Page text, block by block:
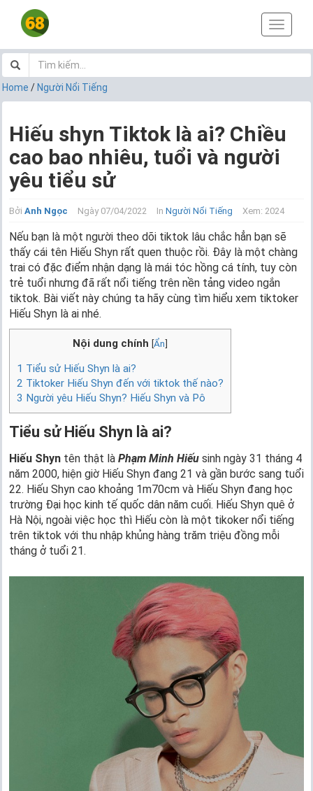
T
o
g
v
i
g
i
n
Home / Người Nổi Tiếng
Hiếu shyn Tiktok là ai? Chiều
cao bao nhiêu, tuổi và người
yêu tiểu sử
Bởi Anh Ngọc Ngày 07/04/2022 In Người Nổi Tiếng Xem: 2024
Nếu bạn là một người theo dõi tiktok lâu chắc hẳn bạn sẽ
thấy cái tên Hiếu Shyn rất quen thuộc rồi. Đây là một chàng
trai có đặc điểm nhận dạng là mái tóc hồng cá tính, tuy còn
trẻ tuổi nhưng đã rất nổi tiếng trên nền tảng video ngắn
tiktok. Bài viết này chúng ta hãy cùng tìm hiểu xem tiktoker
Hiếu Shyn là ai nhé.
Nội dung chính [Ẩn]
1 Tiểu sử Hiếu Shyn là ai?
2 Tiktoker Hiếu Shyn đến với tiktok thế nào?
3 Người yêu Hiếu Shyn? Hiếu Shyn và Pô
Tiểu sử Hiếu Shyn là ai?
Hiếu Shyn tên thật là Phạm Minh Hiếu sinh ngày 31 tháng 4
năm 2000, hiện giờ Hiếu Shyn đang 21 và gần bước sang tuổi
22. Hiếu Shyn cao khoảng 1m70cm và Hiếu Shyn đang học
trường Đại học kinh tế quốc dân năm cuối. Hiếu Shyn quê ở
Hà Nội, ngoài việc học thì Hiếu còn là một tikoker nổi tiếng
trên tiktok với thu nhập khủng hàng trăm triệu đồng mỗi
tháng ở tuổi 21.